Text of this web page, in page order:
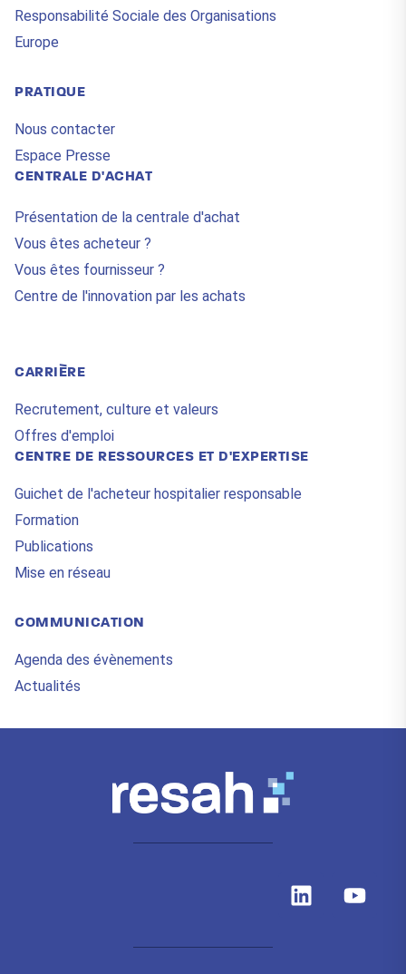
Responsabilité Sociale des Organisations
Europe
PRATIQUE
Nous contacter
Espace Presse
CENTRALE D'ACHAT
Présentation de la centrale d'achat
Vous êtes acheteur ?
Vous êtes fournisseur ?
Centre de l'innovation par les achats
CARRIÈRE
Recrutement, culture et valeurs
Offres d'emploi
CENTRE DE RESSOURCES ET D'EXPERTISE
Guichet de l'acheteur hospitalier responsable
Formation
Publications
Mise en réseau
COMMUNICATION
Agenda des évènements
Actualités
L
i
Y
o